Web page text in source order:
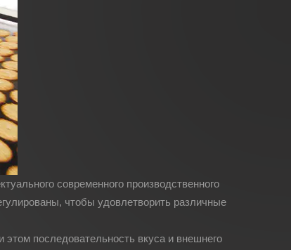
современного производственного
чтобы удовлетворить различные
последовательность вкуса и внешнего